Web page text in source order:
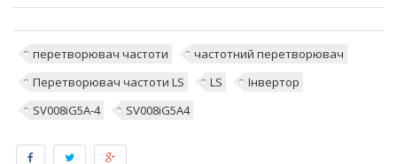
перетворювач частоти
частотний перетворювач
Перетворювач частоти LS
LS
Інвертор
SV008iG5A-4
SV008iG5A4